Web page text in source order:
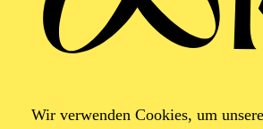
Wir verwenden Cookies, um